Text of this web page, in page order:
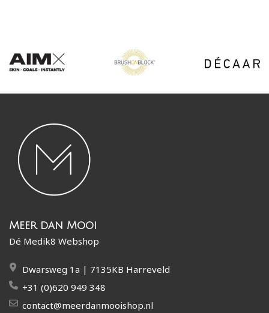
Meer dan Mooi
Dé Medik8 Webshop
Dwarsweg 1a | 7135KB Harreveld
+31 (0)620 949 348
contact@meerdanmooishop.nl